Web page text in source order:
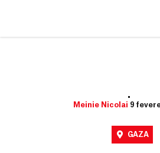
Meinie Nicolai 9
GAZA